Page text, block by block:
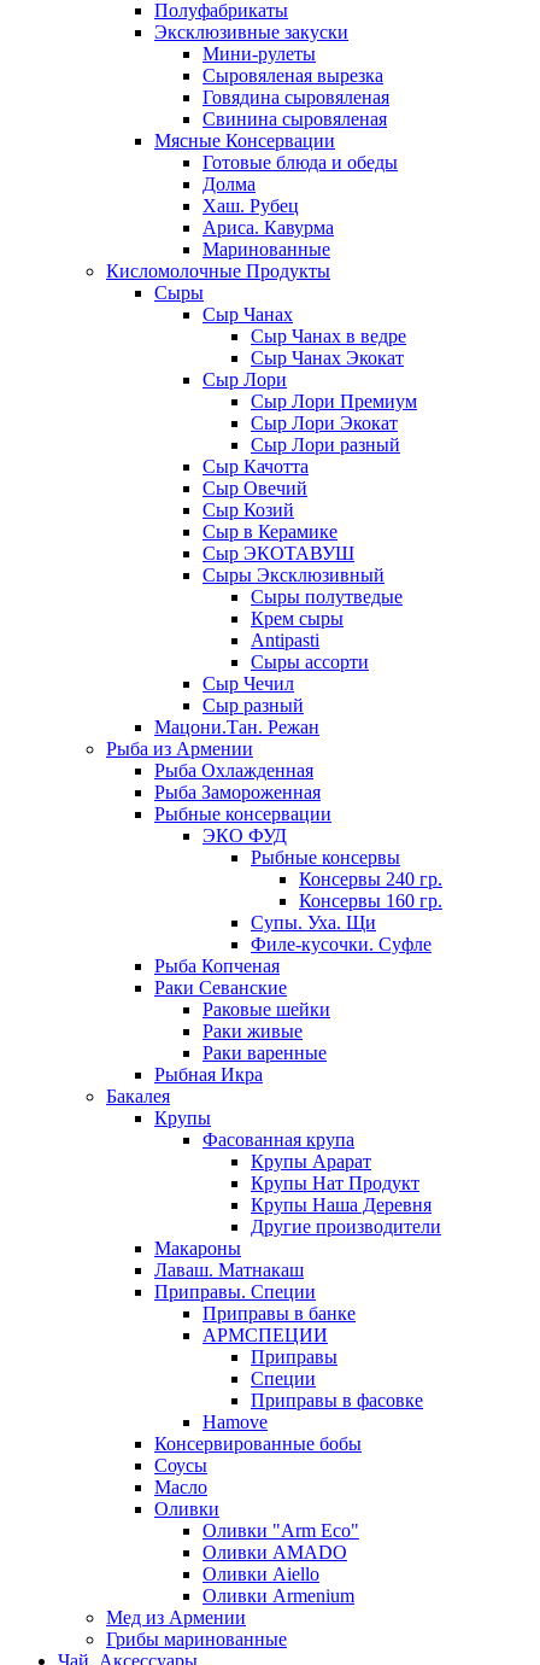
Полуфабрикаты
Эксклюзивные закуски
Мини-рулеты
Сыровяленая вырезка
Говядина сыровяленая
Свинина сыровяленая
Мясные Консервации
Готовые блюда и обеды
Долма
Хаш. Рубец
Ариса. Кавурма
Маринованные
Кисломолочные Продукты
Сыры
Сыр Чанах
Сыр Чанах в ведре
Сыр Чанах Экокат
Сыр Лори
Сыр Лори Премиум
Сыр Лори Экокат
Сыр Лори разный
Сыр Качотта
Сыр Овечий
Сыр Козий
Сыр в Керамике
Сыр ЭКОТАВУШ
Сыры Эксклюзивный
Сыры полутведые
Крем сыры
Antipasti
Сыры ассорти
Сыр Чечил
Сыр разный
Мацони.Тан. Режан
Рыба из Армении
Рыба Охлажденная
Рыба Замороженная
Рыбные консервации
ЭКО ФУД
Рыбные консервы
Консервы 240 гр.
Консервы 160 гр.
Супы. Уха. Щи
Филе-кусочки. Суфле
Рыба Копченая
Раки Севанские
Раковые шейки
Раки живые
Раки варенные
Рыбная Икра
Бакалея
Крупы
Фасованная крупа
Крупы Арарат
Крупы Нат Продукт
Крупы Наша Деревня
Другие производители
Макароны
Лаваш. Матнакаш
Приправы. Специи
Приправы в банке
АРМСПЕЦИИ
Приправы
Специи
Приправы в фасовке
Hamove
Консервированные бобы
Соусы
Масло
Оливки
Оливки "Arm Eco"
Оливки AMADO
Оливки Aiello
Оливки Armenium
Мед из Армении
Грибы маринованные
Чай. Аксессуары